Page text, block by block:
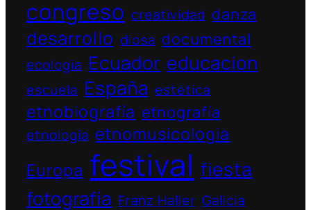
congreso creatividad danza
desarrollo diosa documental
ecologia Ecuador educacion
escuela España estética
etnobiografía etnografía
etnología etnomusicologia
Europa festival fiesta
fotografía Franz Haller Galicia